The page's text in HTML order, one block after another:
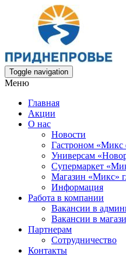
Toggle navigation
Меню
Главная
Акции
О нас
Новости
Гастроном «Микс
Универсам
Супермаркет
Магазин «Микс»
Информация
Работа в компании
Вакансии в
Вакансии в
Партнерам
Сотрудничество
Контакты